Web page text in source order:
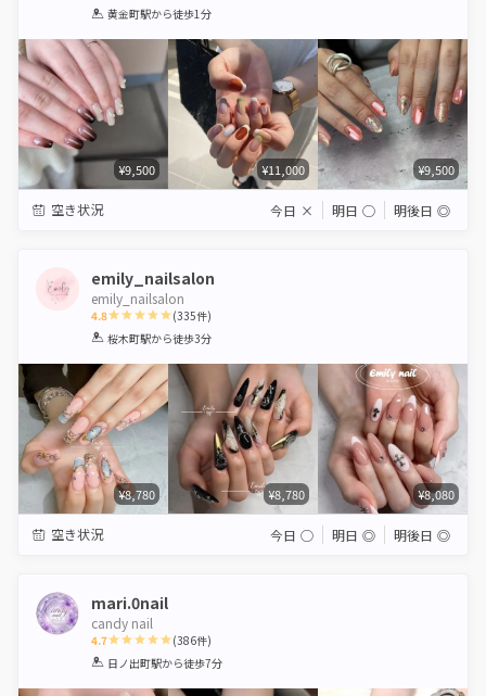
1 2 3 4 5
黄金町駅から徒歩1分
¥9,500 ¥11,000 ¥9,500
空き状況 今日 × 明日 ◯ 明後日 ◎
emily_nailsalon
emily_nailsalon
4.8
1 2 3 4 5
(335件)
桜木町駅から徒歩3分
¥8,780 ¥8,780 ¥8,080
空き状況 今日 ◯ 明日 ◎ 明後日 ◎
mari.0nail
candy nail
4.7
1 2 3 4 5
(386件)
日ノ出町駅から徒歩7分